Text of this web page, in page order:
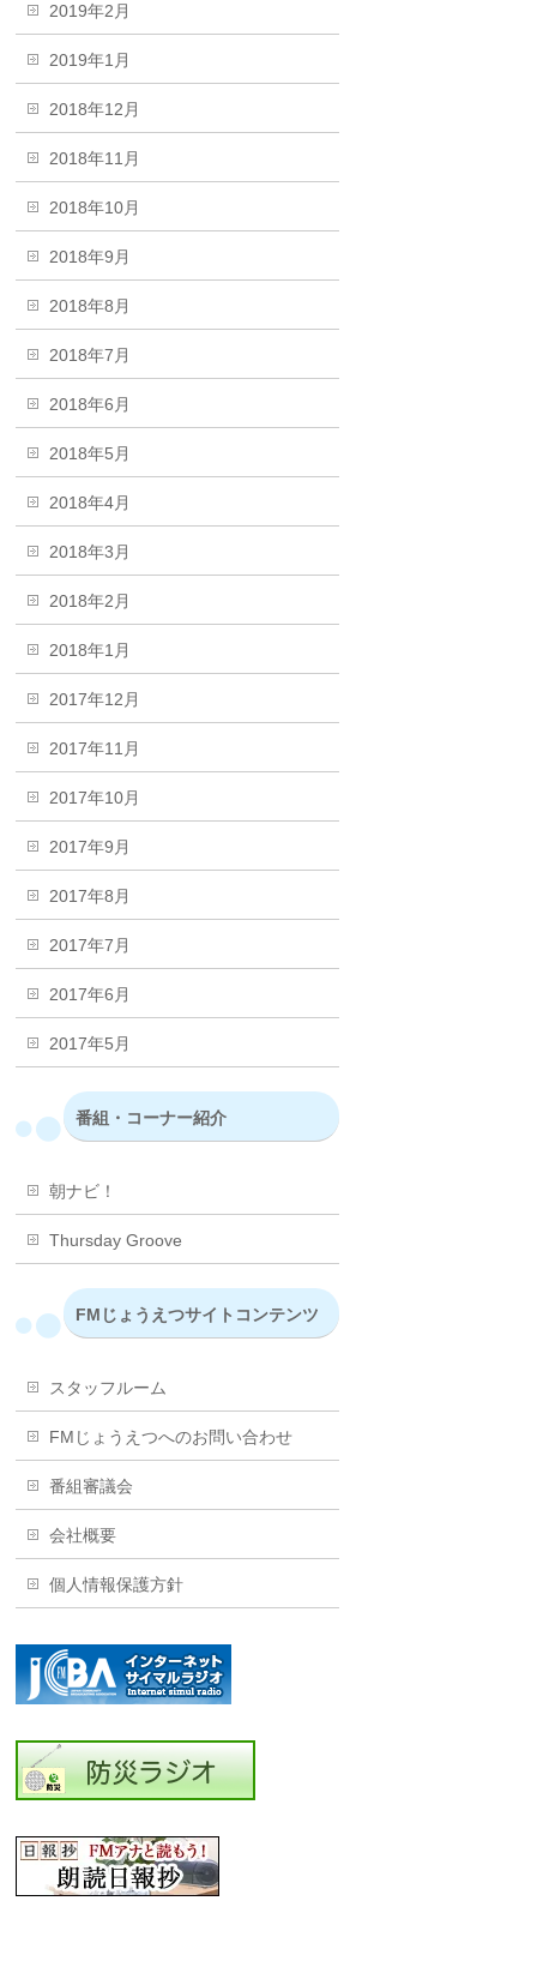
2019年2月
2019年1月
2018年12月
2018年11月
2018年10月
2018年9月
2018年8月
2018年7月
2018年6月
2018年5月
2018年4月
2018年3月
2018年2月
2018年1月
2017年12月
2017年11月
2017年10月
2017年9月
2017年8月
2017年7月
2017年6月
2017年5月
番組・コーナー紹介
朝ナビ！
Thursday Groove
FMじょうえつサイトコンテンツ
スタッフルーム
FMじょうえつへのお問い合わせ
番組審議会
会社概要
個人情報保護方針